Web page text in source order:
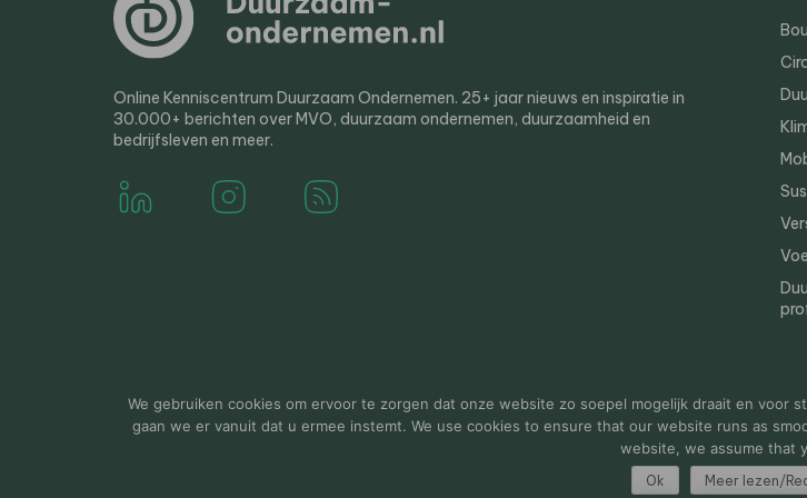
Online Kenniscentrum Duurzaam Ondernemen. 25+ jaar nieuws en inspiratie in
30.000+ berichten over MVO, duurzaam ondernemen, duurzaamheid en
bedrijfsleven en meer.
© 2000-2026 Van der Molen EIS Colofon Disclaimer Privacy
We gebruiken cookies om ervoor te zorgen dat onze website zo soepel mogelijk draait en voor
gaan we er vanuit dat u ermee instemt. We use cookies to ensure that our website runs as
website, we assume that
Ok Meer lezen/